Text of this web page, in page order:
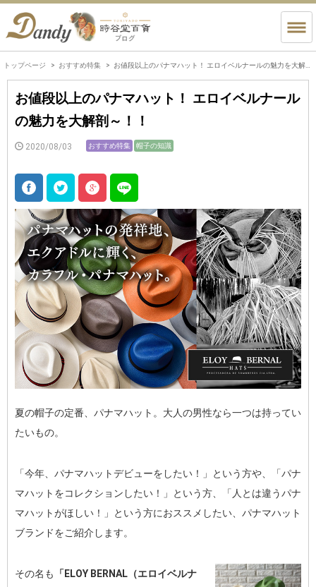
トップページ おすすめ特集 お値段以上のパナマハット！ エロイベルナールの魅力を大解剖～！！
お値段以上のパナマハット！ エロイベルナール
の魅力を大解剖～！！
2020/08/03 おすすめ特集 帽子の知識
夏の帽子の定番、パナマハット。大人の男性なら一つは持ってい
たいもの。
「今年、パナマハットデビューをしたい！」という方や、「パナ
マハットをコレクションしたい！」という方、「人とは違うパナ
マハットがほしい！」という方におススメしたい、パナマハット
ブランドをご紹介します。
その名も
「ELOY BERNAL（エロイベルナ